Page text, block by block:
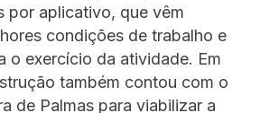
por aplicativo, que vêm
condições de trabalho e
o exercício da atividade. Em
também contou com o
de Palmas para viabilizar a